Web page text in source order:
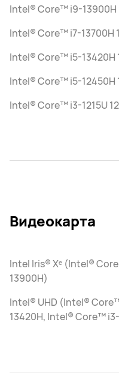
Intel® Core™ i9-13900H
Intel® Core™ i7-13700H
Intel® Core™ i5-13420H
Intel® Core™ i5-12450H
Intel® Core™ i3-1215U
Видеокарта
Intel Iris® Xᵉ (Intel®
13900H)
Intel® UHD (Intel®
13420H, Intel® Core™